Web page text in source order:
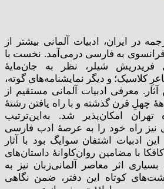
در ایران، ادبیات آلمانی بیشتر از
به فارسی درمی‌آمد. نخست با
فریدریش شیلر، نظر به جان‌مایۀ
کلاسیک؛ و دیگر نمایشنامه‌های گوته،
معرفی ادبیات آلمانی مستقیم از
چهلِ قرن گذشته و با راه یافتن رشتۀ
تهران امکان‌پذیر شد. به‌این‌ترتیب
نیز راه خود را به عرصۀ ادب فارسی
ادبیات اشتفان سوایگ بود با آثار
با مضامین روان‌کاوانۀ داستان‌های
بسیاری اثر معاصر آلمانی‌زبان نیز به
کوتاه این دفتر، ضمن نگاهی